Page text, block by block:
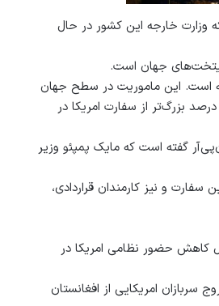
وزارت خارجه این کشور در حال
جهان است.
است. این ماموریت در سطح جهان
بزرگ‌ترین است و بزرگ‌تر از آن است که باید باشد (دو برابر بزرگ‌تر از سایر سفارتخانه‌های بزرگ و ۳۵ درصد بزرگ‌تر از سفارت امریکا در
گفته است که مایک پمپئو وزیر
و نیز کارمندان قراردادی،
کاهش حضور نظامی امریکا در
امریکایی از افغانستان